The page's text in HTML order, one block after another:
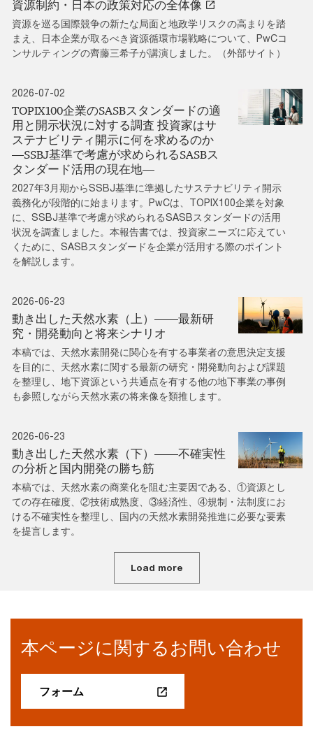
資源制約・日本の政策対応の全体像
資源を巡る国際競争の新たな局面と地政学リスクの高まりを踏
まえ、日本企業が取るべき資源循環市場戦略について、PwCコ
ンサルティングの齊藤三希子が講演しました。（外部サイト）
2026-07-02
TOPIX100企業のSASBスタンダードの適
用と開示状況に対する調査 投資家はサ
ステナビリティ開示に何を求めるのか
―SSBJ基準で考慮が求められるSASBス
タンダード活用の現在地―
2027年3月期からSSBJ基準に準拠したサステナビリティ開示
義務化が段階的に始まります。PwCは、TOPIX100企業を対象
に、SSBJ基準で考慮が求められるSASBスタンダードの活用
状況を調査しました。本報告書では、投資家ニーズに応えてい
くために、SASBスタンダードを企業が活用する際のポイント
を解説します。
2026-06-23
動き出した天然水素（上）――最新研
究・開発動向と将来シナリオ
本稿では、天然水素開発に関心を有する事業者の意思決定支援
を目的に、天然水素に関する最新の研究・開発動向および課題
を整理し、地下資源という共通点を有する他の地下事業の事例
も参照しながら天然水素の将来像を類推します。
2026-06-23
動き出した天然水素（下）――不確実性
の分析と国内開発の勝ち筋
本稿では、天然水素の商業化を阻む主要因である、①資源とし
ての存在確度、②技術成熟度、③経済性、④規制・法制度にお
ける不確実性を整理し、国内の天然水素開発推進に必要な要素
を提言します。
Load more
本ページに関するお問い合わせ
フォーム